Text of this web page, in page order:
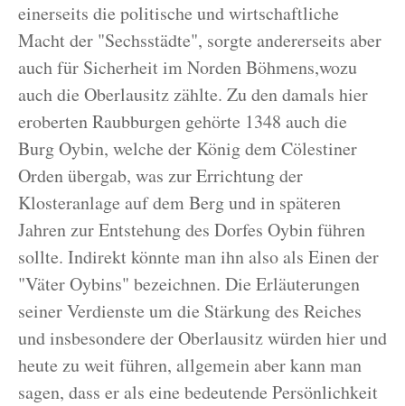
einerseits die politische und wirtschaftliche
Macht der "Sechsstädte", sorgte andererseits aber
auch für Sicherheit im Norden Böhmens,wozu
auch die Oberlausitz zählte. Zu den damals hier
eroberten Raubburgen gehörte 1348 auch die
Burg Oybin, welche der König dem Cölestiner
Orden übergab, was zur Errichtung der
Klosteranlage auf dem Berg und in späteren
Jahren zur Entstehung des Dorfes Oybin führen
sollte. Indirekt könnte man ihn also als Einen der
"Väter Oybins" bezeichnen. Die Erläuterungen
seiner Verdienste um die Stärkung des Reiches
und insbesondere der Oberlausitz würden hier und
heute zu weit führen, allgemein aber kann man
sagen, dass er als eine bedeutende Persönlichkeit